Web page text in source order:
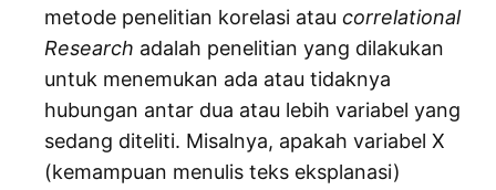
metode penelitian korelasi ataucorrelational
Research adalah penelitian yang dilakukan
untuk menemukan ada atau tidaknya
hubungan antar dua atau lebih variabel yang
sedang diteliti. Misalnya, apakah variabel X
(kemampuan menulis teks eksplanasi)